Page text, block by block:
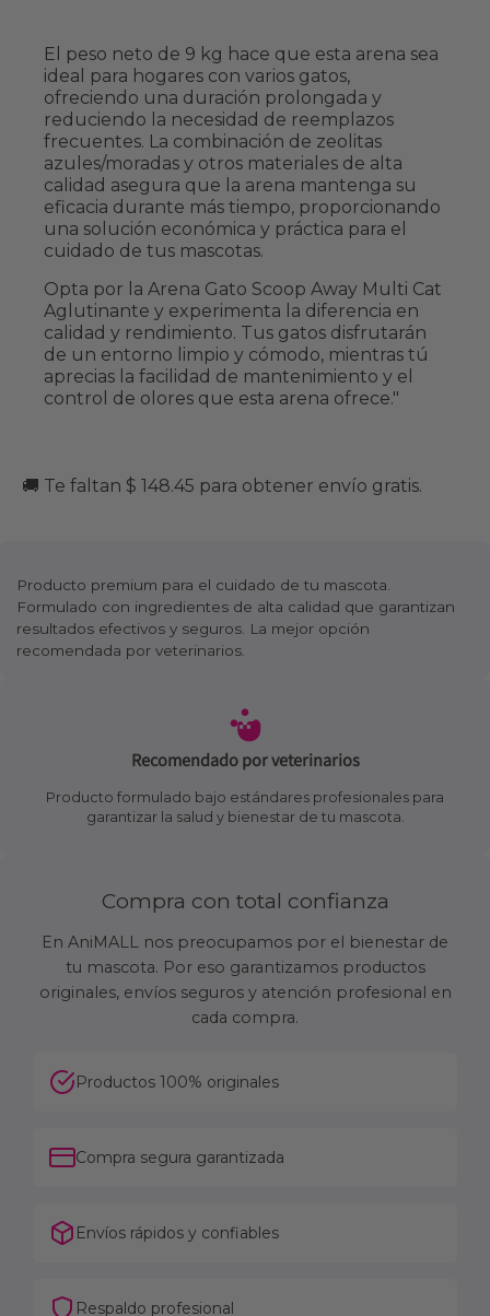
El peso neto de 9 kg hace que esta arena sea
ideal para hogares con varios gatos,
ofreciendo una duración prolongada y
reduciendo la necesidad de reemplazos
frecuentes. La combinación de zeolitas
azules/moradas y otros materiales de alta
calidad asegura que la arena mantenga su
eficacia durante más tiempo, proporcionando
una solución económica y práctica para el
cuidado de tus mascotas.
Opta por la Arena Gato Scoop Away Multi Cat
Aglutinante y experimenta la diferencia en
calidad y rendimiento. Tus gatos disfrutarán
de un entorno limpio y cómodo, mientras tú
aprecias la facilidad de mantenimiento y el
control de olores que esta arena ofrece."
🚚 Te faltan $ 148.45 para obtener envío gratis.
Producto premium para el cuidado de tu mascota.
Formulado con ingredientes de alta calidad que garantizan
resultados efectivos y seguros. La mejor opción
recomendada por veterinarios.
Recomendado por veterinarios
Producto formulado bajo estándares profesionales para
garantizar la salud y bienestar de tu mascota.
Compra con total confianza
En AniMALL nos preocupamos por el bienestar de
tu mascota. Por eso garantizamos productos
originales, envíos seguros y atención profesional en
cada compra.
Productos 100% originales
Compra segura garantizada
Envíos rápidos y confiables
Respaldo profesional